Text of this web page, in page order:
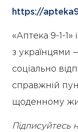
https://
«Аптека 9-1-1»
з українцями
соціально
справжній
щоденному
Підписуйтесь